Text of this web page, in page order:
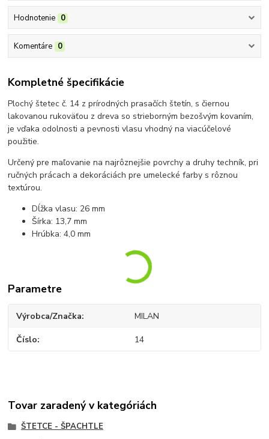
Hodnotenie 0
Komentáre 0
Kompletné špecifikácie
Plochý štetec č. 14 z prírodných prasačích štetín, s čiernou
lakovanou rukoväťou z dreva so strieborným bezošvým kovaním,
je vďaka odolnosti a pevnosti vlasu vhodný na viacúčelové
použitie.
Určený pre maľovanie na najrôznejšie povrchy a druhy techník, pri
ručných prácach a dekoráciách pre umelecké farby s rôznou
textúrou.
Dĺžka vlasu: 26 mm
Šírka: 13,7 mm
Hrúbka: 4,0 mm
Parametre
Výrobca/Značka MILAN
Číslo 14
Tovar zaradený v kategóriách
ŠTETCE - ŠPACHTLE